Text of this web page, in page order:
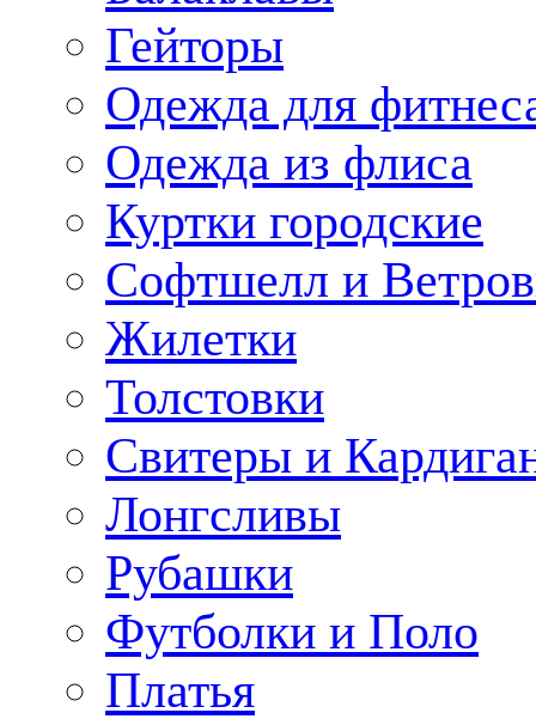
Гейторы
Одежда для
Одежда из флиса
Куртки городские
Софтшелл и
Жилетки
Толстовки
Свитеры и
Лонгсливы
Рубашки
Футболки и Поло
Платья